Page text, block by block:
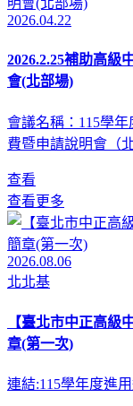
2026.04.22
2026.2.25補助高級
會(北部場)
會議名稱：115學
費暨申請說明會（
查看
查看更多
2026.08.06
北北基
【臺北市中正高級
章(第一次)
連結:115學年度進